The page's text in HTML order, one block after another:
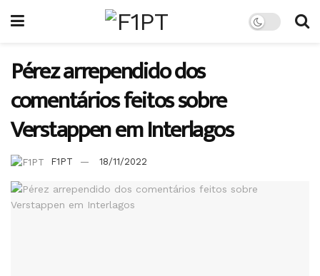
Pérez arrependido dos
comentários feitos sobre
Verstappen em Interlagos
F1PT 18/11/2022